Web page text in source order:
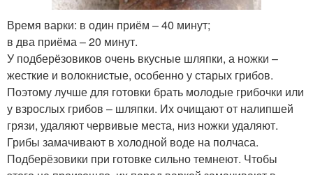
Время варки: в один приём – 40 минут;
в два приёма – 20 минут.
У подберёзовиков очень вкусные шляпки, а ножки –
жесткие и волокнистые, особенно у старых грибов.
Поэтому лучше для готовки брать молодые грибочки или
у взрослых грибов – шляпки. Их очищают от налипшей
грязи, удаляют червивые места, низ ножки удаляют.
Грибы замачивают в холодной воде на полчаса.
Подберёзовики при готовке сильно темнеют. Чтобы